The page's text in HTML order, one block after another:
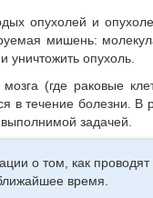
опухолей и
мишень:
уничтожить опухоль.
(где раковые
в течение болезни.
задачей.
о том, как проводят
время.